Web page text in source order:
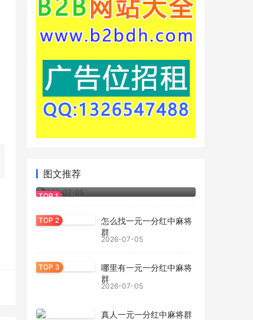
图文推荐
一元一分红中麻将群
2026-07-05
怎么找一元一分红中麻将
群
2026-07-05
哪里有一元一分红中麻将
群
2026-07-05
真人一元一分红中麻将群